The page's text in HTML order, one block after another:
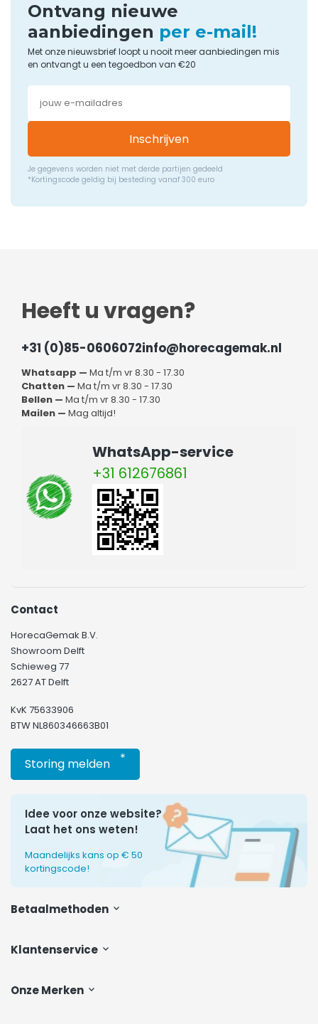
Ontvang nieuwe
aanbiedingen per e-mail!
Met onze nieuwsbrief loopt u nooit meer aanbiedingen mis
en ontvangt u een tegoedbon van €20
Inschrijven
Je gegevens worden niet met derde partijen gedeeld
*Kortingscode geldig bij besteding vanaf 300 euro
Heeft u vragen?
+31 (0)85-0606072info@horecagemak.nl
Whatsapp — Ma t/m vr 8.30 - 17.30
Chatten — Ma t/m vr 8.30 - 17.30
Bellen — Ma t/m vr 8.30 - 17.30
Mailen — Mag altijd!
WhatsApp-service
+31 612676861
Klantenservice
Onze Merken
Contact
HorecaGemak B.V.
Showroom Delft
Schieweg 77
2627 AT Delft
KvK 75633906
BTW NL860346663B01
Storing melden *
Idee voor onze website?
Laat het ons weten!
Maandelijks kans op € 50
kortingscode!
Betaalmethoden